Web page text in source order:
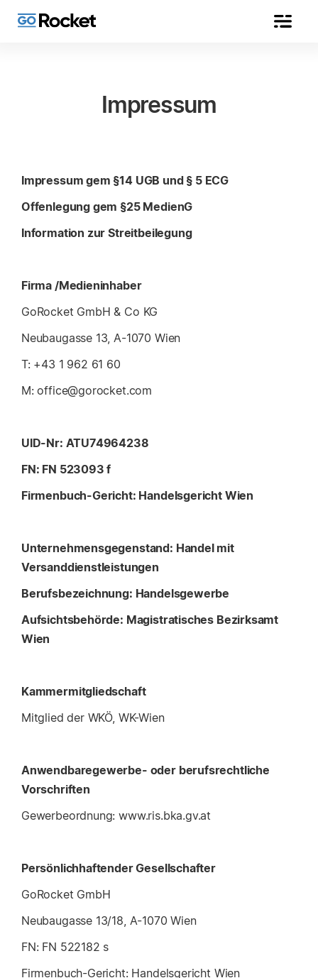
Impressum
Impressum gem §14 UGB und § 5 ECG
Offenlegung gem §25 MedienG
Information zur Streitbeilegung
Firma /Medieninhaber
GoRocket GmbH & Co KG
Neubaugasse 13, A-1070 Wien
T: +43 1 962 61 60
M: office@gorocket.com
UID-Nr: ATU74964238
FN: FN 523093 f
Firmenbuch-Gericht: Handelsgericht Wien
Unternehmensgegenstand: Handel mit
Versanddienstleistungen
Berufsbezeichnung: Handelsgewerbe
Aufsichtsbehörde: Magistratisches Bezirksamt
Wien
Kammermitgliedschaft
Mitglied der WKÖ, WK-Wien
Anwendbaregewerbe- oder berufsrechtliche
Vorschriften
Gewerbeordnung: www.ris.bka.gv.at
Persönlichhaftender Gesellschafter
GoRocket GmbH
Neubaugasse 13/18, A-1070 Wien
FN: FN 522182 s
Firmenbuch-Gericht: Handelsgericht Wien